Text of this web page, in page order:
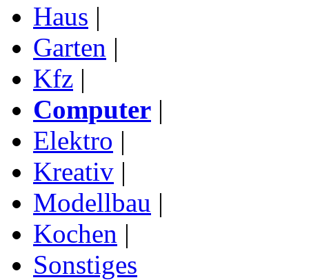
Haus |
Garten |
Kfz |
Computer |
Elektro |
Kreativ |
Modellbau |
Kochen |
Sonstiges